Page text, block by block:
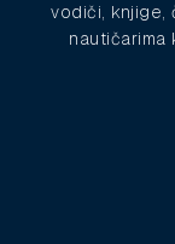
vodiči, knjige,
nautičarima